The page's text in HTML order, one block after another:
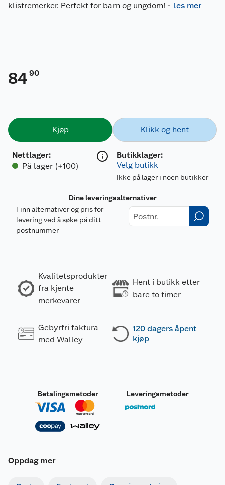
klistremerker. Perfekt for barn og ungdom! - les mer
84 90
Kjøp
Nettlager:
På lager (+100)
Klikk og hent
Butikklager:
Velg butikk
Ikke på lager i noen butikker
Dine leveringsalternativer
Finn alternativer og pris for
levering ved å søke på ditt
postnummer
Kvalitetsprodukter
fra kjente
merkevarer
Hent i butikk etter
bare to timer
Gebyrfri faktura
med Walley
120 dagers åpent
kjøp
Betalingsmetoder Leveringsmetoder
Oppdag mer